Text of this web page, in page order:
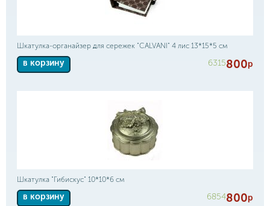
Шкатулка-органайзер для сережек "CALVANI" 4 лис 13*15*5 см
в корзину 6315800р
Шкатулка "Гибискус" 10*10*6 см
в корзину 6854800р